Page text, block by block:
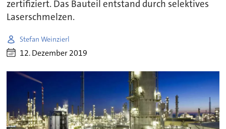
zertifiziert. Das Bauteil entstand durch selektives
Laserschmelzen.
Stefan Weinzierl
12. Dezember 2019